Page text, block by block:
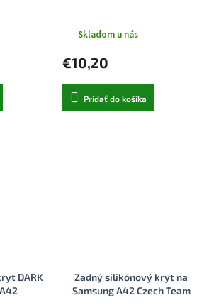
Skladom u nás
€10,20
Pridať do košíka
DARK
Zadný silikónový kryt na
Samsung A42 Czech Team